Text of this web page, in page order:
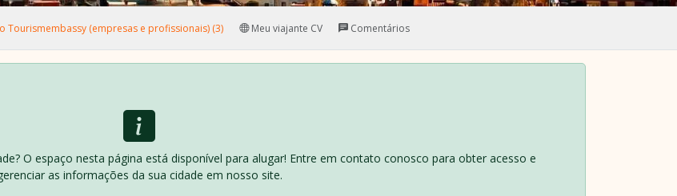
Tourismembassy (empresas e profissionais) (3) Meu viajante CV Comentários
O espaço nesta página está disponível para alugar! Entre em contato conosco para obter acesso e
as informações da sua cidade em nosso site.